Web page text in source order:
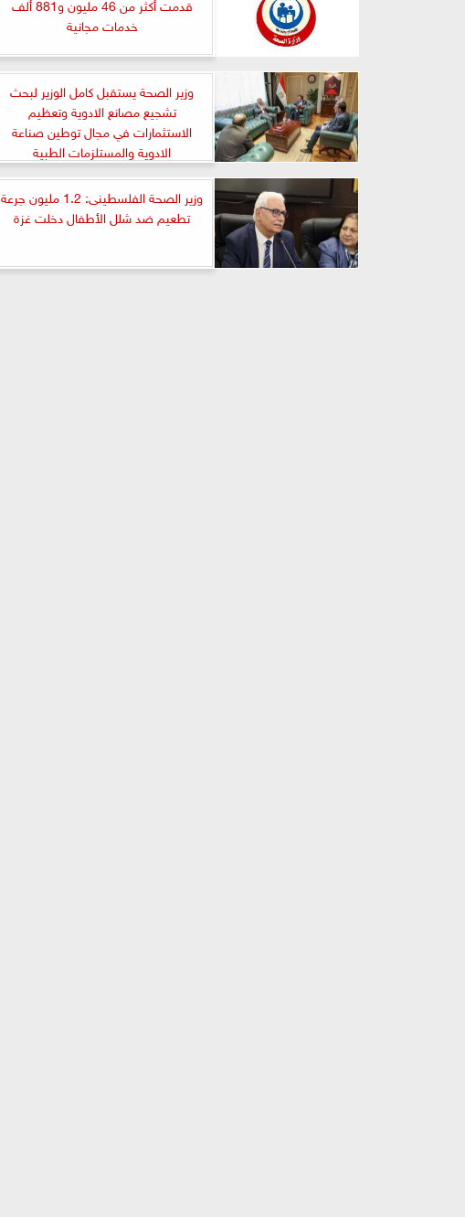
خدمات مجانية
وزير الصحة يستقبل كامل الوزير لبحث
تشجيع مصانع الادوية وتعظيم
الاستثمارات في مجال توطين صناعة
الادوية والمستلزمات الطبية
وزير الصحة الفلسطينى: 1.2 مليون جرعة
تطعيم ضد شلل الأطفال دخلت غزة